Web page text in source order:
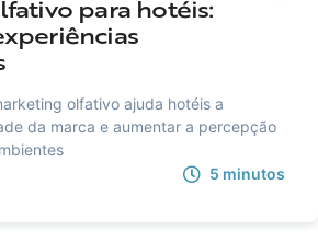
para hotéis:
olfativo ajuda hotéis a
da marca e aumentar a percepção
5 minutos